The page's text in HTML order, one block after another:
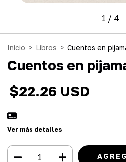
1 / 4
Inicio > Libros > Cuentos en
Cuentos en
$22.26 USD
Ver más detalles